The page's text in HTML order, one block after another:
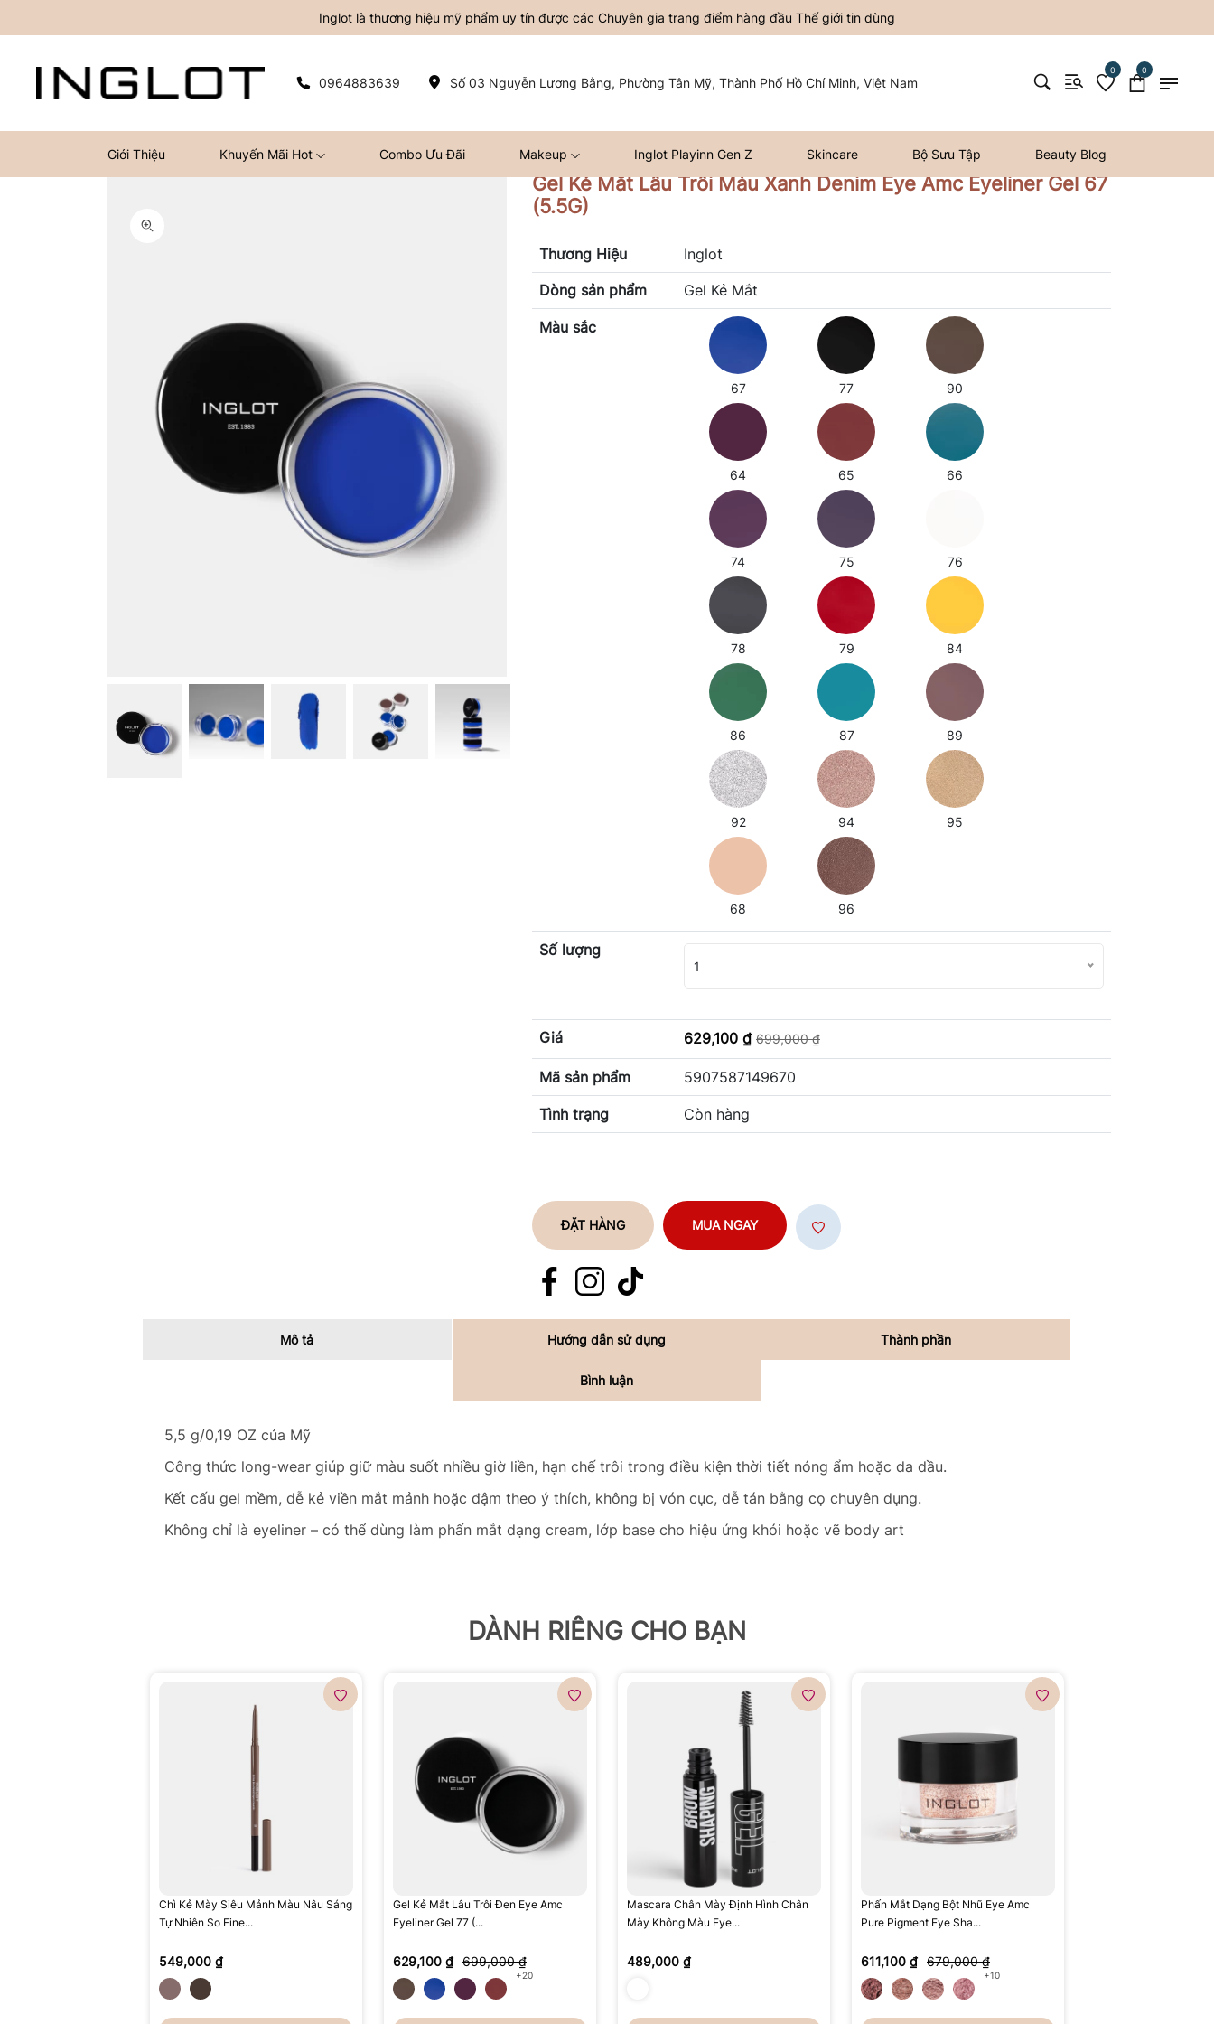
Inglot là thương hiệu mỹ phẩm uy tín được các Chuyên gia trang điểm hàng đầu Thế giới tin dùng
0964883639 Số 03 Nguyễn Lương Bằng, Phường Tân Mỹ, Thành Phố Hồ Chí Minh, Việt Nam
0 0
Giới Thiệu Khuyến Mãi Hot Combo Ưu Đãi Makeup Inglot Playinn Gen Z Skincare Bộ Sưu Tập Beauty Blog
Gel Kẻ Mắt Lâu Trôi Màu Xanh Denim Eye Amc Eyeliner Gel 67
(5.5G)
Thương Hiệu
Inglot
Dòng sản phẩm
Gel Kẻ Mắt
Màu sắc
67 77 90
64 65 66
74 75 76
78 79 84
86 87 89
92 94 95
68 96
Số lượng
1
Giá 629,100 ₫ 699,000 ₫
Mã sản phẩm 5907587149670
Tình trạng Còn hàng
ĐẶT HÀNG MUA NGAY
Mô tả Hướng dẫn sử dụng Thành phần
Bình luận
5,5 g/0,19 OZ của Mỹ
Công thức long-wear giúp giữ màu suốt nhiều giờ liền, hạn chế trôi trong điều kiện thời tiết nóng ẩm hoặc da dầu.
Kết cấu gel mềm, dễ kẻ viền mắt mảnh hoặc đậm theo ý thích, không bị vón cục, dễ tán bằng cọ chuyên dụng.
Không chỉ là eyeliner – có thể dùng làm phấn mắt dạng cream, lớp base cho hiệu ứng khói hoặc vẽ body art
DÀNH RIÊNG CHO BẠN
Chì Kẻ Mày Siêu Mảnh Màu Nâu Sáng
Tự Nhiên So Fine...
549,000 ₫
Gel Kẻ Mắt Lâu Trôi Đen Eye Amc
Eyeliner Gel 77 (...
629,100 ₫ 699,000 ₫
+20
Mascara Chân Mày Định Hình Chân
Mày Không Màu Eye...
489,000 ₫
Phấn Mắt Dạng Bột Nhũ Eye Amc
Pure Pigment Eye Sha...
611,100 ₫ 679,000 ₫
+10